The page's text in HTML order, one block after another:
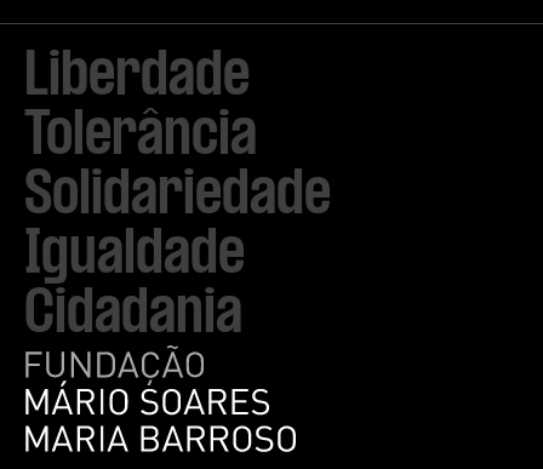
Liberdade
Tolerância
Solidariedade
Igualdade
Cidadania